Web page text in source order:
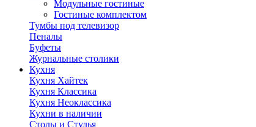
Модульные гостиные
Гостиные комплектом
Тумбы под телевизор
Пеналы
Буфеты
Журнальные столики
Кухня
Кухня Хайтек
Кухня Классика
Кухня Неоклассика
Кухни в наличии
Столы и Стулья